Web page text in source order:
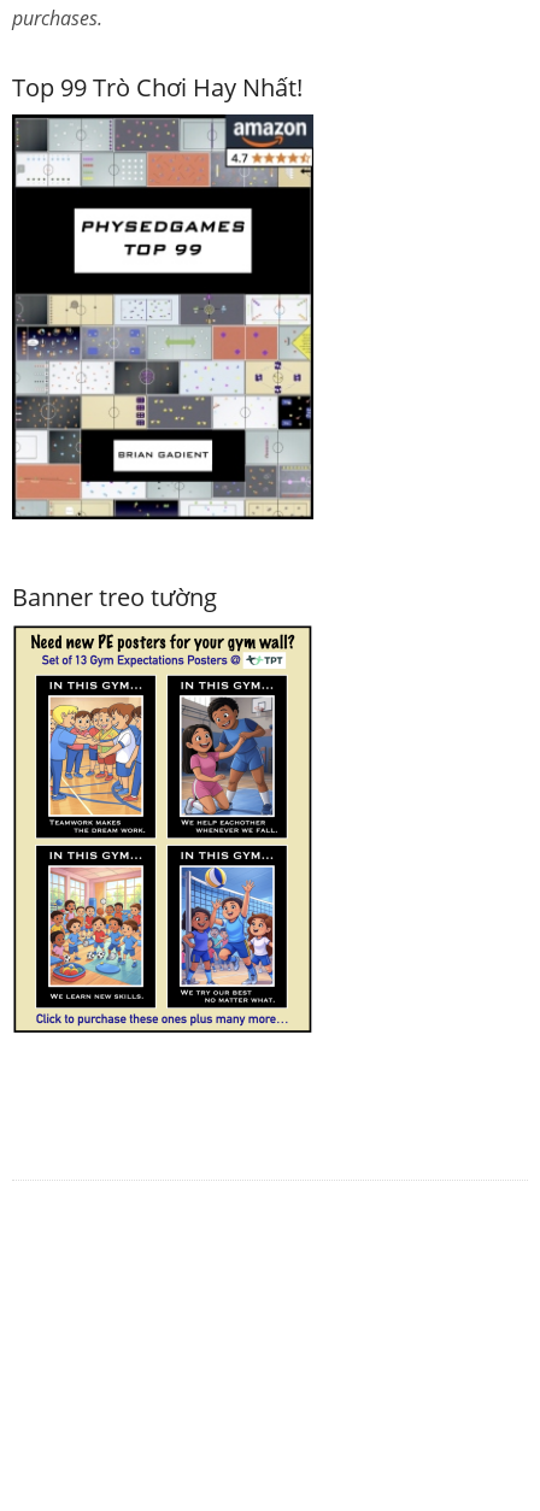
purchases.
Top 99 Trò Chơi Hay Nhất!
Banner treo tường